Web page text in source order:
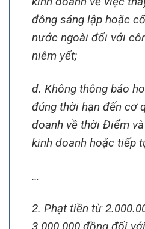
đông sáng lập hoặc
nước ngoài đối với
niêm yết;
d. Không thông báo
đúng thời hạn đến cơ
doanh về thời Điểm
kinh doanh hoặc tiếp
…
2. Phạt tiền từ